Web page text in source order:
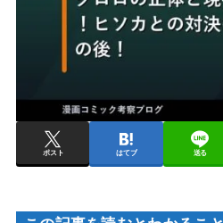
ポスト はてブ 送る